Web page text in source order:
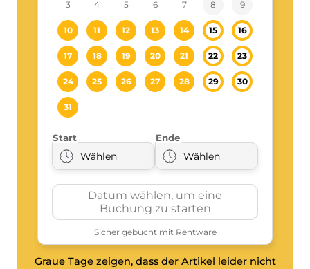
Graue Tage zeigen, dass der Artikel leider nicht